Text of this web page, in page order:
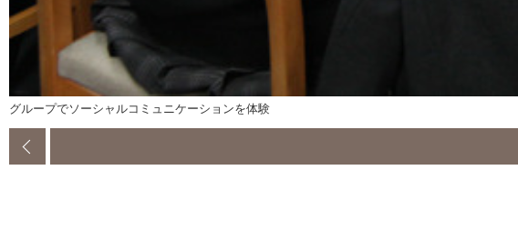
グループでソーシャルコミュニケーションを体験